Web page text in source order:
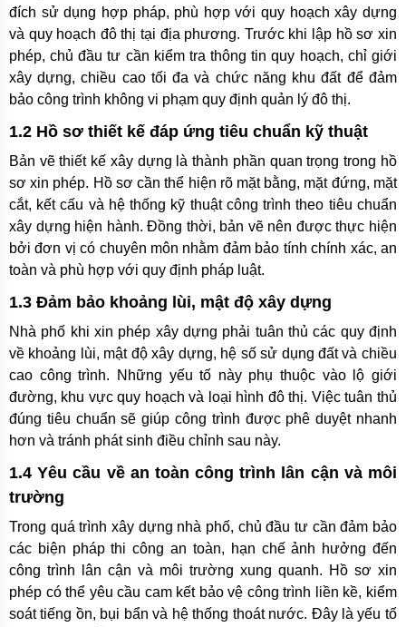
đích sử dụng hợp pháp, phù hợp với quy hoạch xây dựng
và quy hoạch đô thị tại địa phương. Trước khi lập hồ sơ xin
phép, chủ đầu tư cần kiểm tra thông tin quy hoạch, chỉ giới
xây dựng, chiều cao tối đa và chức năng khu đất để đảm
bảo công trình không vi phạm quy định quản lý đô thị.
1.2 Hồ sơ thiết kế đáp ứng tiêu chuẩn kỹ thuật
Bản vẽ thiết kế xây dựng là thành phần quan trọng trong hồ
sơ xin phép. Hồ sơ cần thể hiện rõ mặt bằng, mặt đứng, mặt
cắt, kết cấu và hệ thống kỹ thuật công trình theo tiêu chuẩn
xây dựng hiện hành. Đồng thời, bản vẽ nên được thực hiện
bởi đơn vị có chuyên môn nhằm đảm bảo tính chính xác, an
toàn và phù hợp với quy định pháp luật.
1.3 Đảm bảo khoảng lùi, mật độ xây dựng
Nhà phố khi xin phép xây dựng phải tuân thủ các quy định
về khoảng lùi, mật độ xây dựng, hệ số sử dụng đất và chiều
cao công trình. Những yếu tố này phụ thuộc vào lộ giới
đường, khu vực quy hoạch và loại hình đô thị. Việc tuân thủ
đúng tiêu chuẩn sẽ giúp công trình được phê duyệt nhanh
hơn và tránh phát sinh điều chỉnh sau này.
1.4 Yêu cầu về an toàn công trình lân cận và môi
trường
Trong quá trình xây dựng nhà phố, chủ đầu tư cần đảm bảo
các biện pháp thi công an toàn, hạn chế ảnh hưởng đến
công trình lân cận và môi trường xung quanh. Hồ sơ xin
phép có thể yêu cầu cam kết bảo vệ công trình liền kề, kiểm
soát tiếng ồn, bụi bẩn và hệ thống thoát nước. Đây là yếu tố